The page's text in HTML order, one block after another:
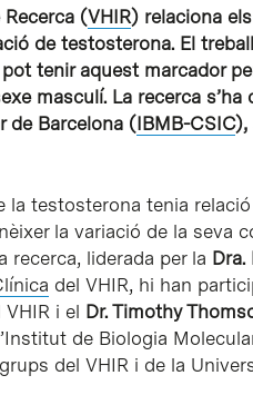
(VHIR) relaciona
de testosterona. El
tenir aquest marcador
masculí. La recerca s’ha
de Barcelona (IBMB-CSIC),
testosterona tenia
la variació de la seva
liderada per la Dra.
del VHIR, hi han
VHIR i el Dr. Timothy
de Biologia
del VHIR i de la